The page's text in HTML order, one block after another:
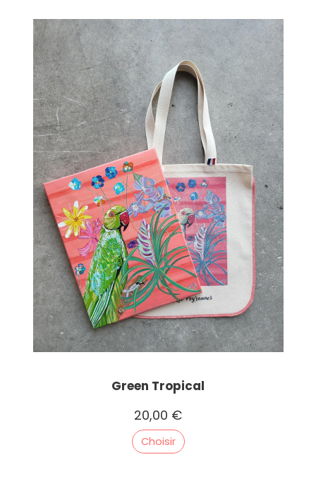
Green Tropical
20,00 €
Choisir